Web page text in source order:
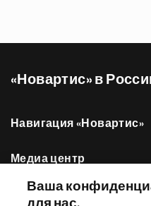
«Новартис» в
Навигация «Новартис»
Медиа центр
Наш портфель
Ваша
для нас.